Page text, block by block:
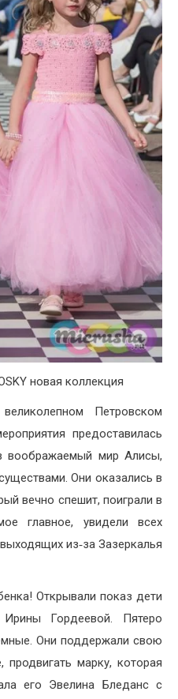
новая коллекция
Петровском
предоставилась
воображаемый мир Алисы,
Они оказались в
вечно спешит, поиграли в
главное, увидели всех
из‐за Зазеркалья
Открывали показ дети
Ирины Гордеевой. Пятеро
Они поддержали свою
марку, которая
его Эвелина Бледанс с